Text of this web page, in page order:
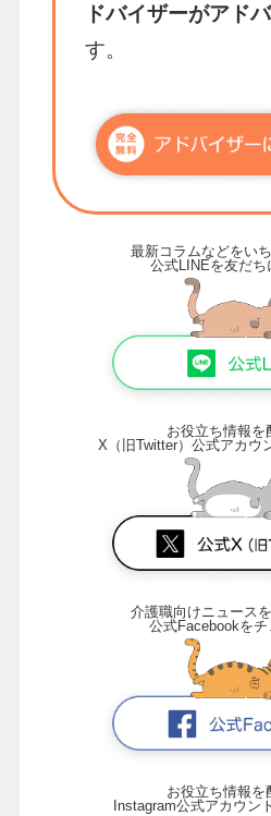
ドバイザーがアド
す。
最新コラムなどをい
公式LINEを友だち
お役立ち情報を
X（旧Twitter）公式アカウ
介護職向けニュース
公式Facebookを
お役立ち情報を
Instagram公式アカウン